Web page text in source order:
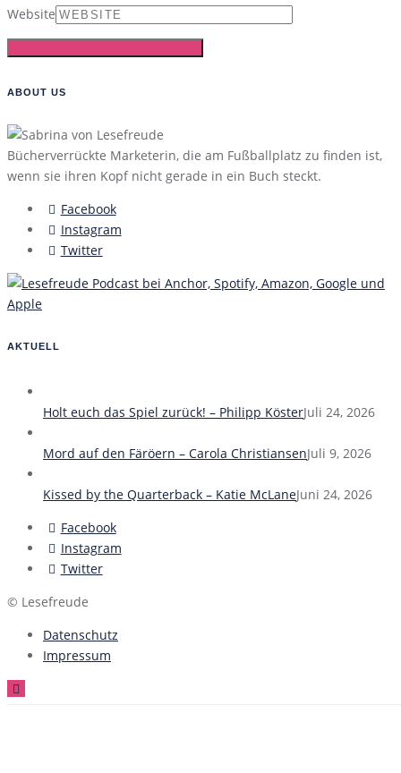
Website
ABOUT US
Bücherverrückte Marketerin, die am Fußballplatz zu finden ist,
wenn sie ihren Kopf nicht gerade in ein Buch steckt.
Facebook
Instagram
Twitter
AKTUELL
Holt euch das Spiel zurück! – Philipp KösterJuli 24, 2026
Mord auf den Färöern – Carola ChristiansenJuli 9, 2026
Kissed by the Quarterback – Katie McLaneJuni 24, 2026
Facebook
Instagram
Twitter
© Lesefreude
Datenschutz
Impressum